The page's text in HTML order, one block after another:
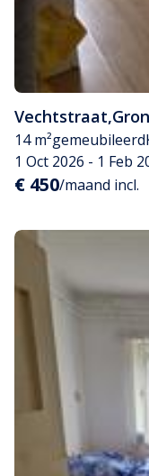
Vechtstraat,
14 m²gemeubileerd
1 Oct 2026 - 1 Feb
€ 450/maand incl.